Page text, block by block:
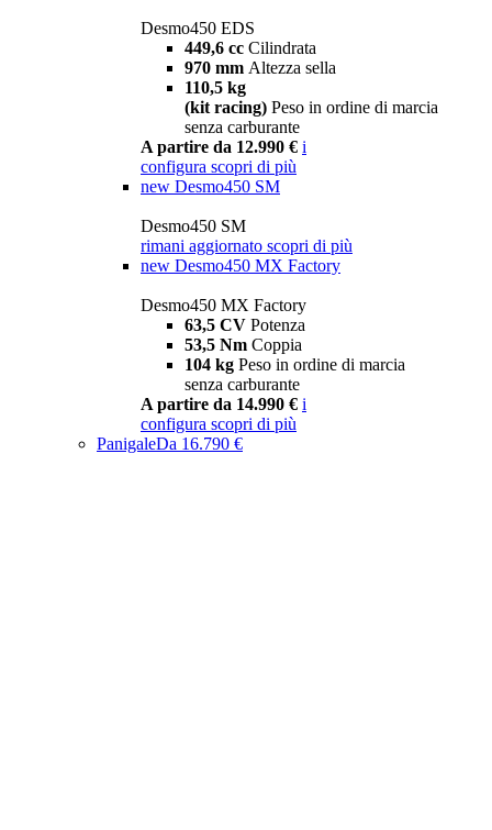
Desmo450 EDS
449,6 cc Cilindrata
970 mm Altezza sella
110,5 kg
(kit racing) Peso in ordine di marcia
senza carburante
A partire da 12.990 € i
configura scopri di più
new Desmo450 SM
Desmo450 SM
rimani aggiornato scopri di più
new Desmo450 MX Factory
Desmo450 MX Factory
63,5 CV Potenza
53,5 Nm Coppia
104 kg Peso in ordine di marcia
senza carburante
A partire da 14.990 € i
configura scopri di più
PanigaleDa 16.790 €